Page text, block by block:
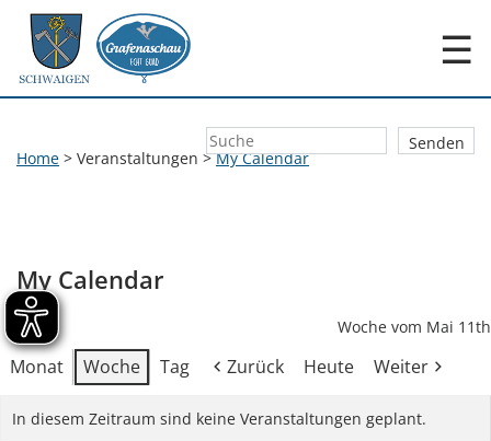
☰
Home > Veranstaltungen >My Calendar
My Calendar
Woche vom Mai 11th
Monat Woche Tag Zurück Heute Weiter
In diesem Zeitraum sind keine Veranstaltungen geplant.